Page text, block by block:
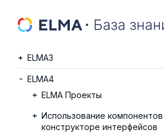
ELMA3
ELMA4
ELMA Проекты
Использование компонентов
конструкторе интерфейсов